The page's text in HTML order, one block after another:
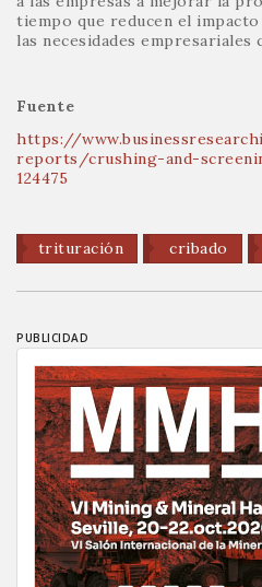
tiempo que reducen el impacto
las necesidades empresariales
Fuente
https://
reports/crushing-and-
124475
trituración cribado
PUBLICIDAD